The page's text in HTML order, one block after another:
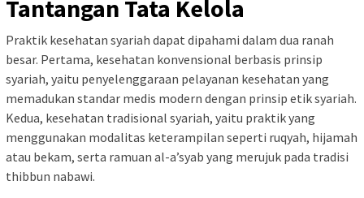
Tantangan Tata Kelola
Praktik kesehatan syariah dapat dipahami dalam dua ranah
besar. Pertama, kesehatan konvensional berbasis prinsip
syariah, yaitu penyelenggaraan pelayanan kesehatan yang
memadukan standar medis modern dengan prinsip etik syariah.
Kedua, kesehatan tradisional syariah, yaitu praktik yang
menggunakan modalitas keterampilan seperti ruqyah, hijamah
atau bekam, serta ramuan al-a’syab yang merujuk pada tradisi
thibbun nabawi.